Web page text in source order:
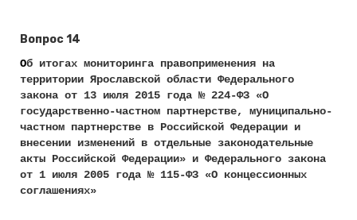
Вопрос 14
Об итогах мониторинга правоприменения на
территории Ярославской области Федерального
закона от 13 июля 2015 года № 224-ФЗ «О
государственно-частном партнерстве, муниципально-
частном партнерстве в Российской Федерации и
внесении изменений в отдельные законодательные
акты Российской Федерации» и Федерального закона
от 1 июля 2005 года № 115-ФЗ «О концессионных
соглашениях»